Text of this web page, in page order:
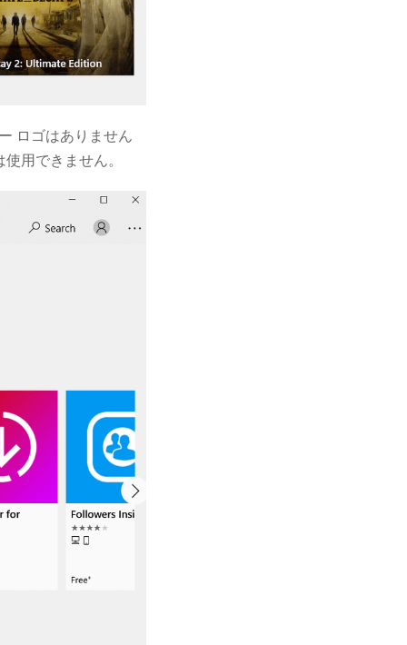
ロゴはありません
用できません。